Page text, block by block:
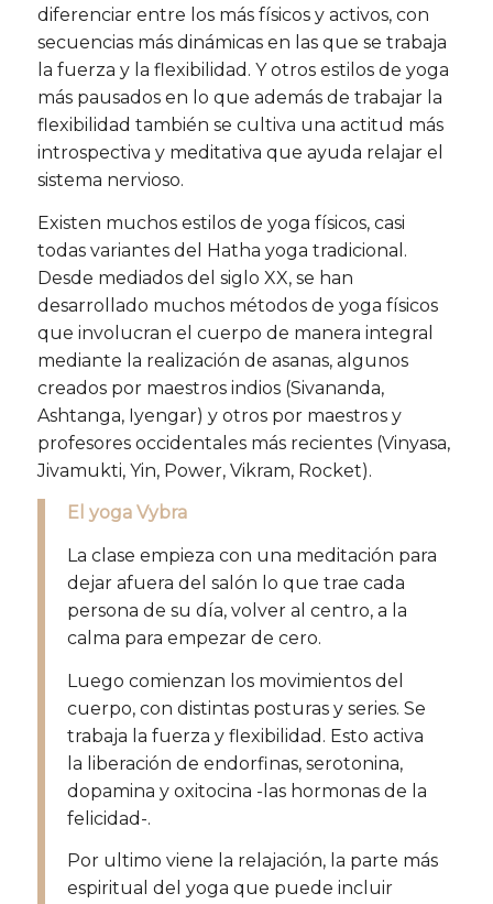
diferenciar entre los más físicos y activos, con
secuencias más dinámicas en las que se trabaja
la fuerza y la flexibilidad. Y otros estilos de yoga
más pausados en lo que además de trabajar la
flexibilidad también se cultiva una actitud más
introspectiva y meditativa que ayuda relajar el
sistema nervioso.
Existen muchos estilos de yoga físicos, casi
todas variantes del Hatha yoga tradicional.
Desde mediados del siglo XX, se han
desarrollado muchos métodos de yoga físicos
que involucran el cuerpo de manera integral
mediante la realización de asanas, algunos
creados por maestros indios (Sivananda,
Ashtanga, Iyengar) y otros por maestros y
profesores occidentales más recientes (Vinyasa,
Jivamukti, Yin, Power, Vikram, Rocket).
El yoga Vybra
La clase empieza con una meditación para
dejar afuera del salón lo que trae cada
persona de su día, volver al centro, a la
calma para empezar de cero.
Luego comienzan los movimientos del
cuerpo, con distintas posturas y series. Se
trabaja la fuerza y flexibilidad. Esto activa
la liberación de endorfinas, serotonina,
dopamina y oxitocina -las hormonas de la
felicidad-.
Por ultimo viene la relajación, la parte más
espiritual del yoga que puede incluir